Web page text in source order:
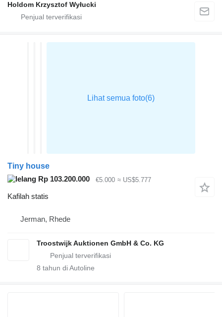
Holdom Krzysztof Wyłucki
Tiny house
Rp 103.200.000
€5.000 ≈ US$5.777
Kafilah statis
Jerman, Rhede
Troostwijk Auktionen GmbH & Co. KG
8 tahun di Autoline